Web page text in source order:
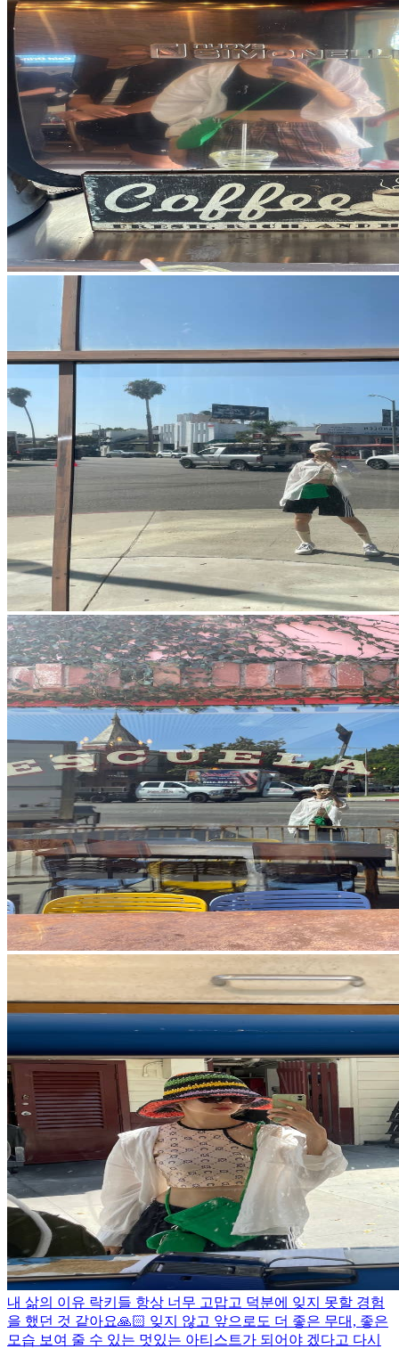
내 삶의 이유 락키들 항상 너무 고맙고 덕분에 잊지 못할 경험
을 했던 것 같아요🙏🏻 잊지 않고 앞으로도 더 좋은 무대, 좋은
모습 보여 줄 수 있는 멋있는 아티스트가 되어야 겠다고 다시